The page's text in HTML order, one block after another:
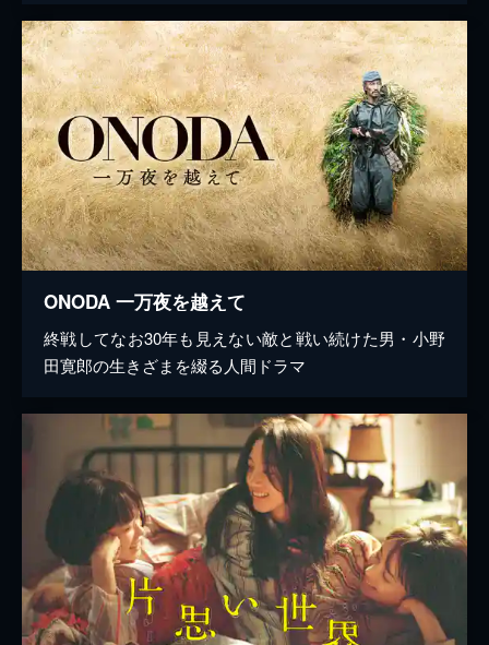
ONODA 一万夜を越えて
終戦してなお30年も見えない敵と戦い続けた男・小野
田寛郎の生きざまを綴る人間ドラマ